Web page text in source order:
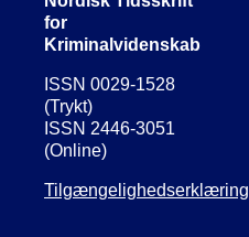
for
Kriminalvidenskab
ISSN 0029-1528
(Trykt)
ISSN 2446-3051
(Online)
Tilgængelighedserklæring